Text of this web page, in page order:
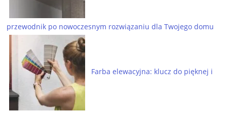
przewodnik po nowoczesnym rozwiązaniu dla Twojego domu
Farba elewacyjna: klucz do pięknej i